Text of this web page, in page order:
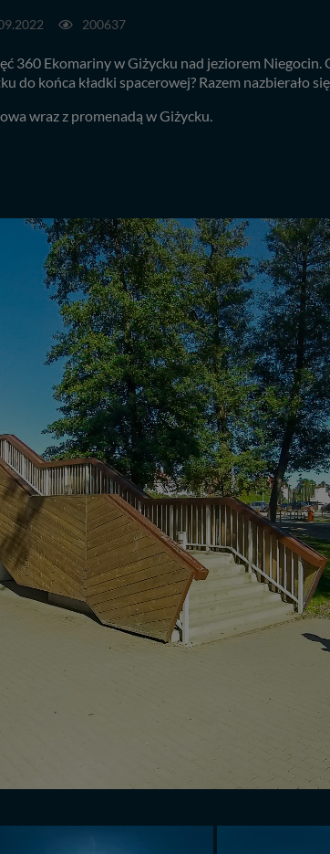
200637
360 Ekomariny w Giżycku nad jeziorem Niegocin.
do końca kładki spacerowej? Razem nazbierało
wraz z promenadą w Giżycku.